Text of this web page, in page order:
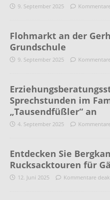
9. September 2025
Flohmarkt an der
Grundschule
9. September 2025
Sprechstunden im
„Tausendfüßler“ an
4. September 2025
Entdecken Sie
Rucksacktouren für
12. Juni 2025 Kommentare